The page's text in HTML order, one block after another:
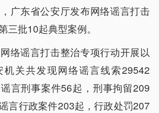
广东省公安厅发布网络谣言打击
三批10起典型案例。
谣言打击整治专项行动开展以
机关共发现网络谣言线索29542
言刑事案件56起，刑事拘留209
言行政案件203起，行政处罚207